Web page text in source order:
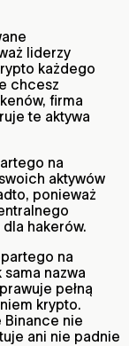
liderzy
każdego
chcesz
firma
te aktywa
na
aktywów
ponieważ
hakerów.
na
nazwa
pełną
krypto.
Binance nie
ani nie padnie